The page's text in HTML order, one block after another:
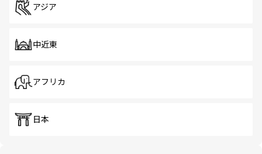
アジア
中近東
アフリカ
日本